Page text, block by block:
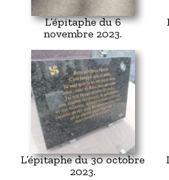
L’épitaphe du 6
novembre 2023.
L’épitaphe du 30 octobre
2023.